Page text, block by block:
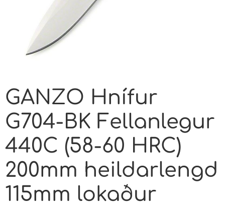
GANZO Hnífur
G704-BK Fellanlegur
440C (58-60 HRC)
200mm heildarlengd
115mm lokaður